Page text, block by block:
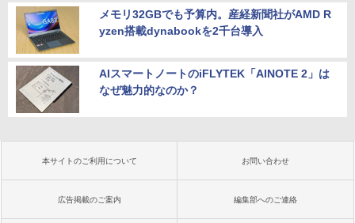
メモリ32GBでも予算内。産経新聞社がAMD R
yzen搭載dynabookを2千台導入
AIスマートノートのiFLYTEK「AINOTE 2」は
なぜ魅力的なのか？
本サイトのご利用について お問い合わせ
広告掲載のご案内 編集部へのご連絡